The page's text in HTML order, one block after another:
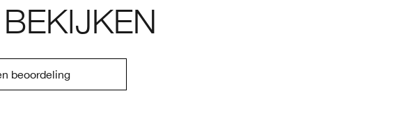
beoordeling